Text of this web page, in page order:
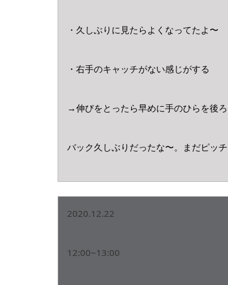
・久しぶりに見たらよくなってたよ〜
・右手のキャッチがない感じがする
→伸びをとったら早めに手のひらを後
バック久しぶりだったな〜。まだピッ
2020.12.22
12:00~13:00